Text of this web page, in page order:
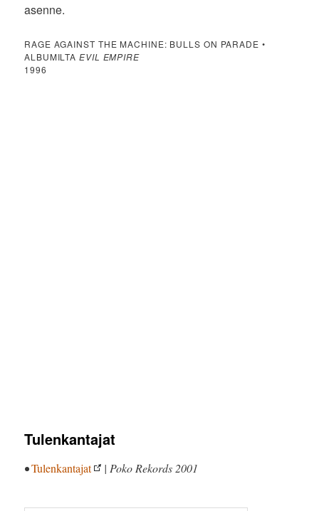
asenne.
RAGE AGAINST THE MACHINE: BULLS ON PARADE •
ALBUMILTAEVIL EMPIRE
1996
Tulenkantajat
•Tulenkantajat | Poko Rekords 2001